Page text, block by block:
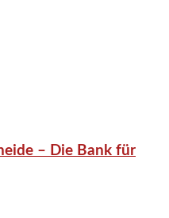
– Die Bank für